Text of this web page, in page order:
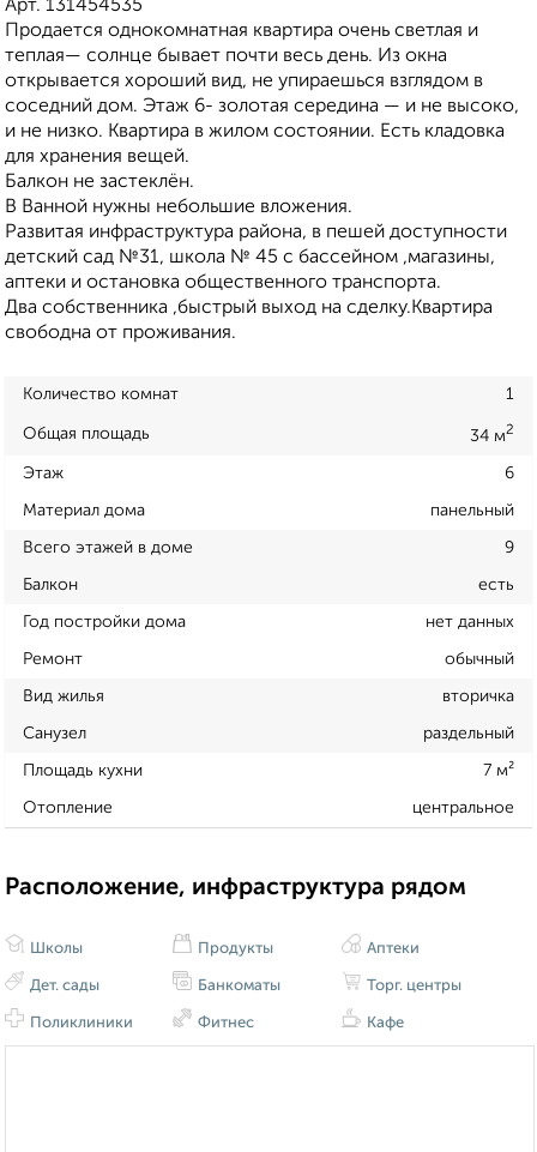
Арт. 131454535
Продается однокомнатная квартира очень светлая и
теплая— солнце бывает почти весь день. Из окна
открывается хороший вид, не упираешься взглядом в
соседний дом. Этаж 6- золотая середина — и не высоко,
и не низко. Квартира в жилом состоянии. Есть кладовка
для хранения вещей.
Балкон не застеклён.
В Ванной нужны небольшие вложения.
Развитая инфраструктура района, в пешей доступности
детский сад №31, школа № 45 с бассейном ,магазины,
аптеки и остановка общественного транспорта.
Два собственника ,быстрый выход на сделку.Квартира
свободна от проживания.
Количество комнат 1
Общая площадь 34 м2
Этаж 6
Материал дома панельный
Всего этажей в доме 9
Балкон есть
Год постройки дома нет данных
Ремонт обычный
Вид жилья вторичка
Санузел раздельный
Площадь кухни 7 м²
Отопление центральное
Расположение, инфраструктура рядом
Школы
Дет. сады
Поликлиники
Продукты
Банкоматы
Фитнес
Аптеки
Торг. центры
Кафе